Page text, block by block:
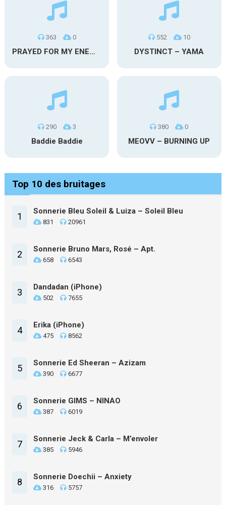
363 0
PRAYED FOR MY ENEMIES
552 10
DYSTINCT – YAMA
290 3
Baddie Baddie
380 0
MEOVV – BURNING UP
Top 10 des bruitages
1 Sonnerie Bleu Soleil & Luiza – Soleil Bleu
831 20961
2 Sonnerie Bruno Mars, Rosé – Apt.
658 6543
3 Dandadan (iPhone)
502 7655
4 Erika (iPhone)
475 8562
5 Sonnerie Ed Sheeran – Azizam
390 6677
6 Sonnerie GIMS – NINAO
387 6019
7 Sonnerie Jeck & Carla – M’envoler
385 5946
8 Sonnerie Doechii – Anxiety
316 5757